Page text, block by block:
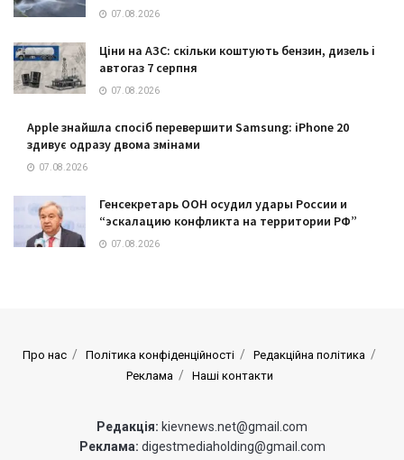
07.08.2026
Ціни на АЗС: скільки коштують бензин, дизель і
автогаз 7 серпня
07.08.2026
Apple знайшла спосіб перевершити Samsung: iPhone 20
здивує одразу двома змінами
07.08.2026
Генсекретарь ООН осудил удары России и
“эскалацию конфликта на территории РФ”
07.08.2026
Про нас Політика конфіденційності
Редакційна політика
Реклама
Наші контакти
Редакція: kievnews.net@gmail.com
Реклама: digestmediaholding@gmail.com